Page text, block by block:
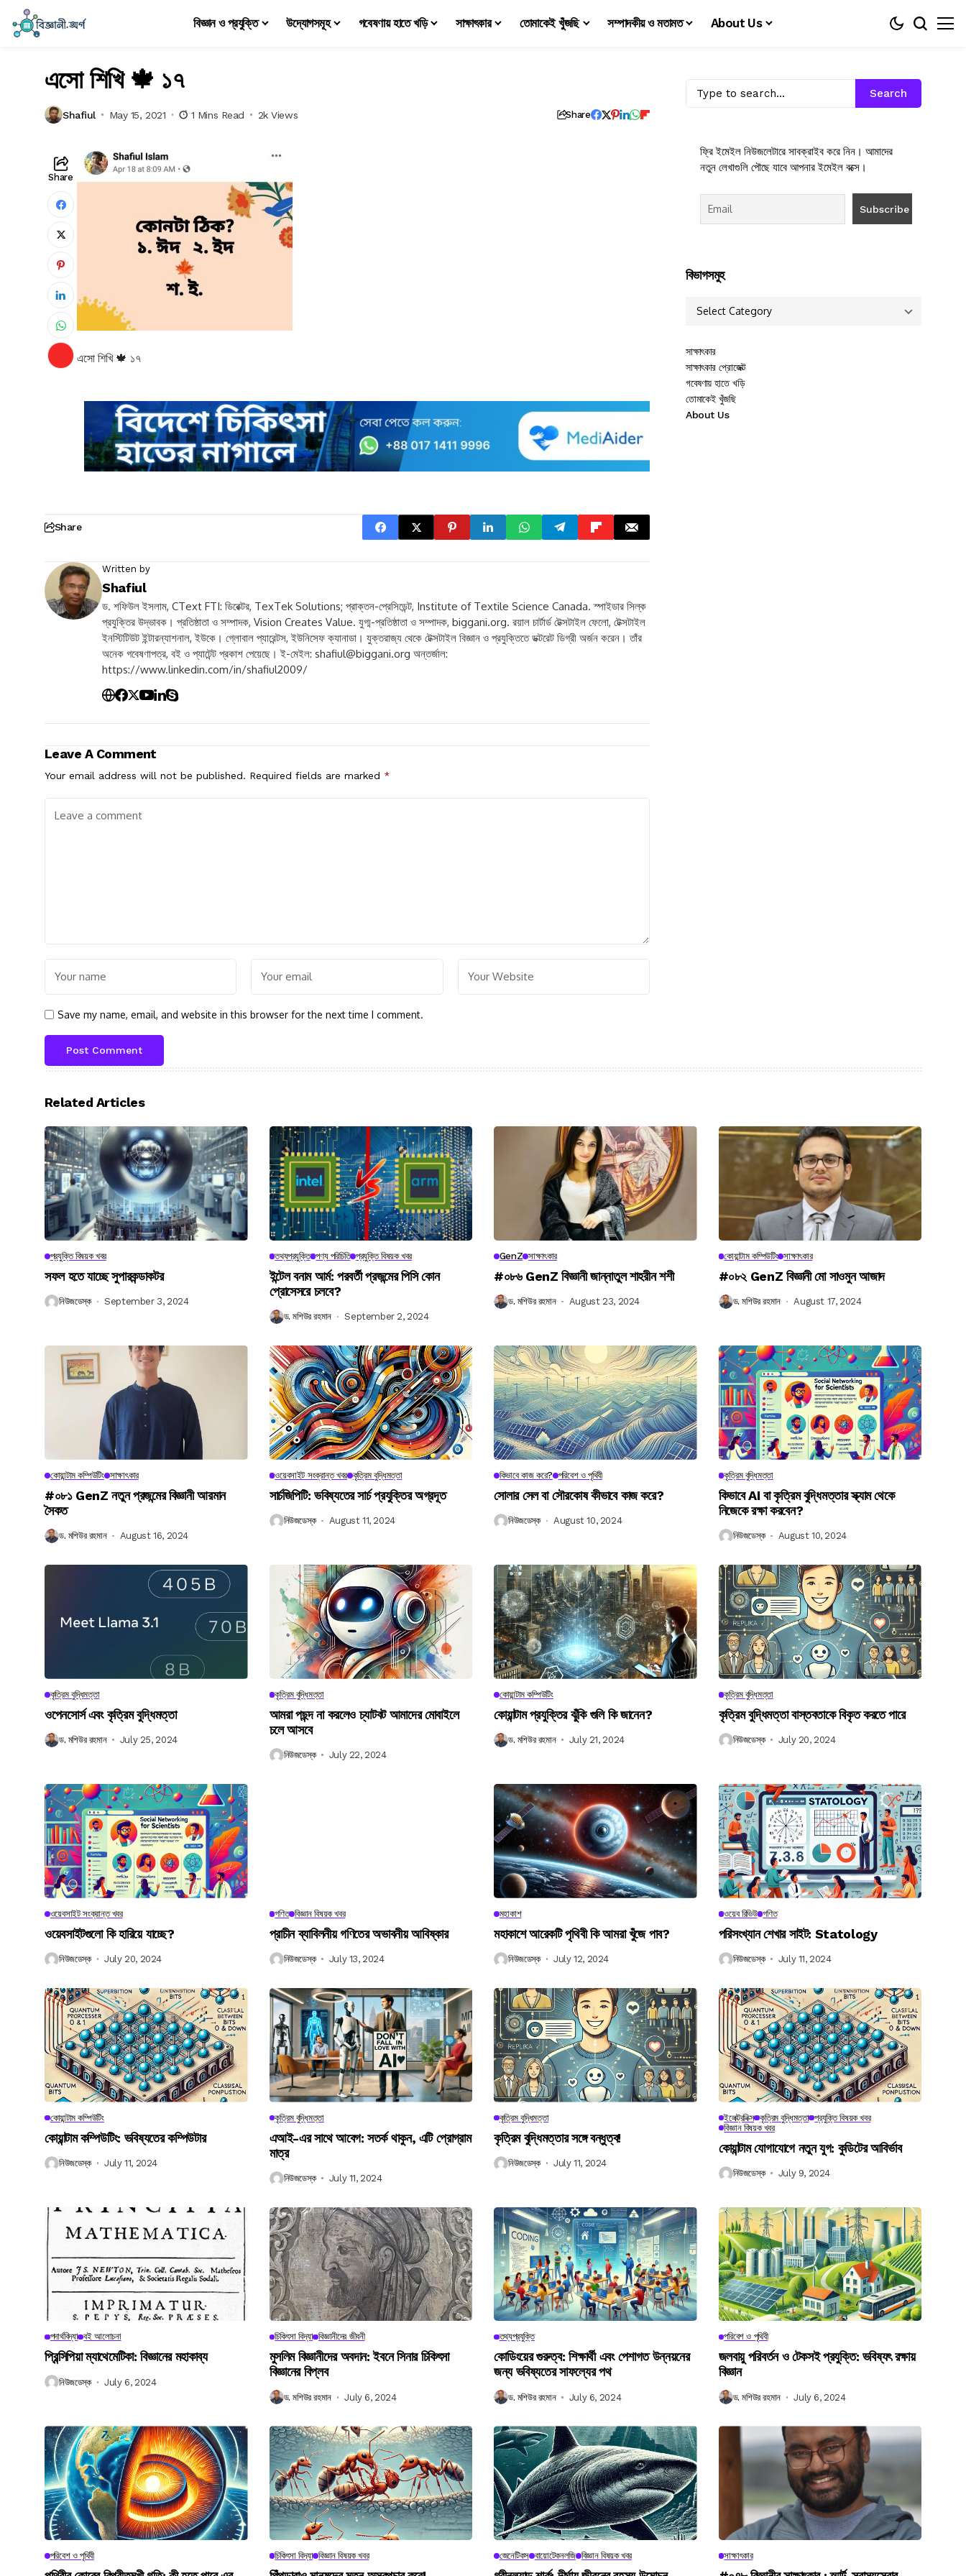
বিজ্ঞান ও প্রযুক্তি উদ্যোগসমূহ গবেষণায় হাতে খড়ি সাক্ষাৎকার তোমাকেই খুঁজছি সম্পাদকীয় ও মতামত About Us
এসো শিখি 🍁 ১৭
Shafiul May 15, 2021 1 Mins Read 2k Views Share
Share
এসো শিখি 🍁 ১৭
Share
Written by
Shafiul
ড. শফিউল ইসলাম, CText FTI: ডিরেক্টর, TexTek Solutions; প্রাক্তন-প্রেসিডেন্ট, Institute of Textile Science Canada. স্পাইডার সিল্ক
প্রযুক্তির উদ্ভাবক। প্রতিষ্ঠাতা ও সম্পাদক, Vision Creates Value. যুগ্ম-প্রতিষ্ঠাতা ও সম্পাদক, biggani.org. রয়াল চার্টার্ড টেক্সটাইল ফেলো, টেক্সটাইল
ইনস্টিটিউট ইন্টারন্যাশনাল, ইউকে। গ্লোবাল প্যারেন্টস, ইউনিসেফ ক্যানাডা। যুক্তরাজ্য থেকে টেক্সটাইল বিজ্ঞান ও প্রযুক্তিতে ডক্টরেট ডিগ্রী অর্জন করেন। তাঁর
অনেক গবেষণাপত্র, বই ও প্যাটেন্ট প্রকাশ পেয়েছে। ই-মেইল: shafiul@biggani.org অন্তর্জাল:
https://www.linkedin.com/in/shafiul2009/
Leave A Comment
Your email address will not be published. Required fields are marked *
Save my name, email, and website in this browser for the next time I comment.
Search
ফ্রি ইমেইল নিউজলেটারে সাবক্রাইব করে নিন। আমাদের
নতুন লেখাগুলি পৌছে যাবে আপনার ইমেইল বক্সে।
বিভাগসমুহ
সাক্ষাৎকার
সাক্ষাৎকার প্রোজেক্ট
গবেষণায় হাতে খড়ি
তোমাকেই খুঁজছি
About Us
Related Articles
প্রযুক্তি বিষয়ক খবর
সফল হতে যাচ্ছে সুপারকন্ডাকটর
নিউজডেস্ক September 3, 2024
তথ্যপ্রযুক্তি পণ্য পরিচিতি প্রযুক্তি বিষয়ক খবর
ইন্টেল বনাম আর্ম: পরবর্তী প্রজন্মের পিসি কোন
প্রোসেসরে চলবে?
ড. মশিউর রহমান September 2, 2024
GenZ সাক্ষাৎকার
#০৮৬ GenZ বিজ্ঞানী জান্নাতুল শাহরীন শশী
ড. মশিউর রহমান August 23, 2024
কোয়ান্টাম কম্পিউটিং সাক্ষাৎকার
#০৮২ GenZ বিজ্ঞানী মো সাওমুন আজাদ
ড. মশিউর রহমান August 17, 2024
কোয়ান্টাম কম্পিউটিং সাক্ষাৎকার
#০৮১ GenZ নতুন প্রজন্মের বিজ্ঞানী আরমান
সৈকত
ড. মশিউর রহমান August 16, 2024
ওয়েবসাইট সংক্রান্ত খবর কৃত্রিম বুদ্ধিমত্তা
সার্চজিপিটি: ভবিষ্যতের সার্চ প্রযুক্তির অগ্রদূত
নিউজডেস্ক August 11, 2024
কিভাবে কাজ করে? পরিবেশ ও পৃথিবী
সোলার সেল বা সৌরকোষ কীভাবে কাজ করে?
নিউজডেস্ক August 10, 2024
কৃত্রিম বুদ্ধিমত্তা
কিভাবে AI বা কৃত্রিম বুদ্ধিমত্তার স্ক্যাম থেকে
নিজেকে রক্ষা করবেন?
নিউজডেস্ক August 10, 2024
কৃত্রিম বুদ্ধিমত্তা
ওপেনসোর্স এবং কৃত্রিম বুদ্ধিমত্তা
ড. মশিউর রহমান July 25, 2024
কৃত্রিম বুদ্ধিমত্তা
আমরা পছন্দ না করলেও চ্যাটবট আমাদের মোবাইলে
চলে আসবে
নিউজডেস্ক July 22, 2024
কোয়ান্টাম কম্পিউটিং
কোয়ান্টাম প্রযুক্তির ঝুঁকি গুলি কি জানেন?
ড. মশিউর রহমান July 21, 2024
কৃত্রিম বুদ্ধিমত্তা
কৃত্রিম বুদ্ধিমত্তা বাস্তবতাকে বিকৃত করতে পারে
নিউজডেস্ক July 20, 2024
ওয়েবসাইট সংক্রান্ত খবর
ওয়েবসাইটগুলো কি হারিয়ে যাচ্ছে?
নিউজডেস্ক July 20, 2024
গণিত বিজ্ঞান বিষয়ক খবর
প্রাচীন ব্যাবিলনীয় গণিতের অভাবনীয় আবিষ্কার
নিউজডেস্ক July 13, 2024
মহাকাশ
মহাকাশে আরেকটি পৃথিবী কি আমরা খুঁজে পাব?
নিউজডেস্ক July 12, 2024
ওয়েব রিভিউ গণিত
পরিসংখ্যান শেখার সাইট: Statology
নিউজডেস্ক July 11, 2024
কোয়ান্টাম কম্পিউটিং
কোয়ান্টাম কম্পিউটিং: ভবিষ্যতের কম্পিউটার
নিউজডেস্ক July 11, 2024
কৃত্রিম বুদ্ধিমত্তা
এআই-এর সাথে আবেগ: সতর্ক থাকুন, এটি প্রোগ্রাম
মাত্র
নিউজডেস্ক July 11, 2024
কৃত্রিম বুদ্ধিমত্তা
কৃত্রিম বুদ্ধিমত্তার সঙ্গে বন্ধুত্ব!
নিউজডেস্ক July 11, 2024
ইলেক্ট্রনিক্স কৃত্রিম বুদ্ধিমত্তা প্রযুক্তি বিষয়ক খবর
বিজ্ঞান বিষয়ক খবর
কোয়ান্টাম যোগাযোগে নতুন যুগ: কুডিটের আবির্ভাব
নিউজডেস্ক July 9, 2024
পদার্থবিদ্যা বই আলোচনা
প্রিন্সিপিয়া ম্যাথেমেটিকা: বিজ্ঞানের মহাকাব্য
নিউজডেস্ক July 6, 2024
চিকিৎসা বিদ্যা বিজ্ঞানীদের জীবনী
মুসলিম বিজ্ঞানীদের অবদান: ইবনে সিনার চিকিৎসা
বিজ্ঞানের বিপ্লব
ড. মশিউর রহমান July 6, 2024
তথ্যপ্রযুক্তি
কোডিংয়ের গুরুত্ব: শিক্ষার্থী এবং পেশাগত উন্নয়নের
জন্য ভবিষ্যতের সাফল্যের পথ
ড. মশিউর রহমান July 6, 2024
পরিবেশ ও পৃথিবী
জলবায়ু পরিবর্তন ও টেকসই প্রযুক্তি: ভবিষ্যৎ রক্ষায়
বিজ্ঞান
ড. মশিউর রহমান July 6, 2024
পরিবেশ ও পৃথিবী চিকিৎসা বিদ্যা বিজ্ঞান বিষয়ক খবর জেনেটিকস বায়োটেকনলজি বিজ্ঞান বিষয়ক খবর সাক্ষাৎকার